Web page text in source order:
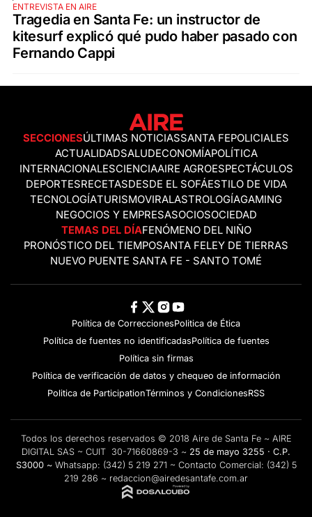
ENTREVISTA EN AIRE
Tragedia en Santa Fe: un instructor de
kitesurf explicó qué pudo haber pasado con
Fernando Cappi
SECCIONESÚLTIMAS NOTICIASSANTA FEPOLICIALES
ACTUALIDADSALUDECONOMÍAPOLÍTICA
INTERNACIONALESCIENCIAAIRE AGROESPECTÁCULOS
DEPORTESRECETASDESDE EL SOFÁESTILO DE VIDA
TECNOLOGÍATURISMOVIRALASTROLOGÍAGAMING
NEGOCIOS Y EMPRESASOCIOSOCIEDAD
TEMAS DEL DÍAFENÓMENO DEL NIÑO
PRONÓSTICO DEL TIEMPOSANTA FELEY DE TIERRAS
NUEVO PUENTE SANTA FE - SANTO TOMÉ
Política de CorreccionesPolitica de Ética
Política de fuentes no identificadasPolítica de fuentes
Política sin firmas
Política de verificación de datos y chequeo de información
Politica de ParticipationTérminos y CondicionesRSS
Todos los derechos reservados © 2018 Aire de Santa Fe ~ AIRE
DIGITAL SAS ~ CUIT 30-71660869-3 ~ 25 de mayo 3255 · C.P.
S3000 ~ Whatsapp: (342) 5 219 271 ~ Contacto Comercial: (342) 5
219 286 ~ redaccion@airedesantafe.com.ar